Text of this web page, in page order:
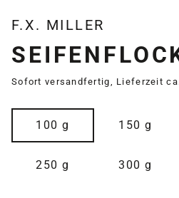
F.X. MILLER
Sofort versandfertig, Lieferzeit
100 g 150 g
250 g 300 g